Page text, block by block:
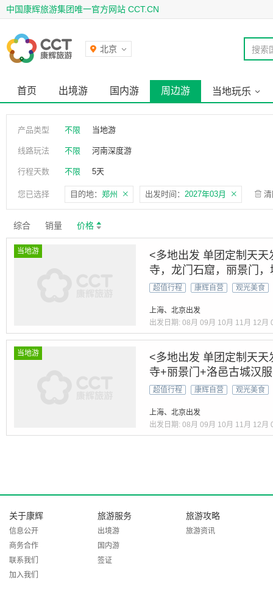
中国康辉旅游集团唯一官方网站 CCT.CN
北京 搜索
首页 出境游 国内游 周边游 当地玩乐
产品类型 不限 当地游
线路玩法 不限 河南深度游
行程天数 不限 5天
您已选择 目的地： 郑州 出发时间： 2027年03月
综合 销量 价格
当地游
<多地出发 单团定制天
寺，龙门石窟，丽景门
超值行程 康辉自营 观光美食
上海、北京出发
出发日期: 08月 09月 10月 11月 12月
当地游
<多地出发 单团定制天
寺+丽景门+洛邑古城汉
+清明上河园+开封夜市+
超值行程 康辉自营 观光美食
上海、北京出发
出发日期: 08月 09月 10月 11月 12月
关于康辉
信息公开
商务合作
联系我们
加入我们
旅游服务
出境游
国内游
签证
旅游攻略
旅游资讯